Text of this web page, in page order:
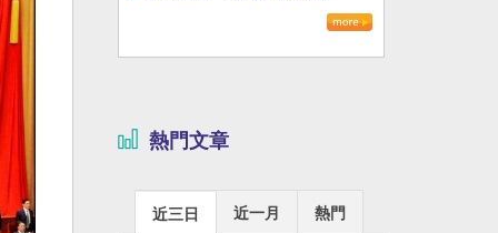
熱門文章
近三日 近一月 熱門